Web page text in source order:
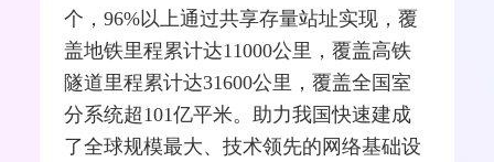
个，96%以上通过共享存量站址实现，覆
盖地铁里程累计达11000公里，覆盖高铁
隧道里程累计达31600公里，覆盖全国室
分系统超101亿平米。助力我国快速建成
了全球规模最大、技术领先的网络基础设